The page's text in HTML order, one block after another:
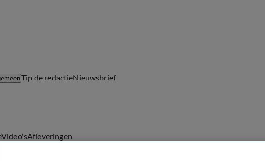
Tip de redactieNieuwsbrief
Video'sAfleveringen